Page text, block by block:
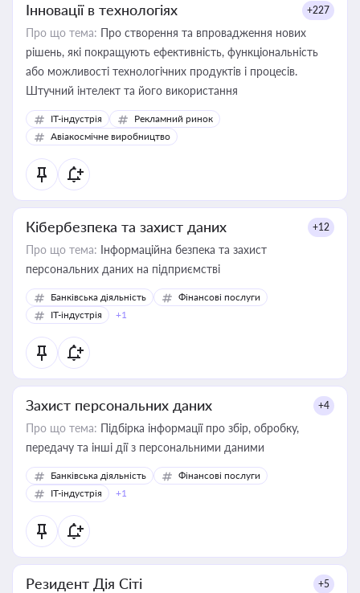
Інновації в технологіях +227
Про що тема: Про створення та впровадження нових
рішень, які покращують ефективність, функціональність
або можливості технологічних продуктів і процесів.
Штучний інтелект та його використання
IT-індустрія
Рекламний ринок
Авіакосмічне виробництво
Кібербезпека та захист даних +12
Про що тема: Інформаційна безпека та захист
персональних даних на підприємстві
Банківська діяльність
Фінансові послуги
IT-індустрія
+1
Захист персональних даних +4
Про що тема: Підбірка інформації про збір, обробку,
передачу та інші дії з персональними даними
Банківська діяльність
Фінансові послуги
IT-індустрія
+1
Резидент Дія Сіті +5